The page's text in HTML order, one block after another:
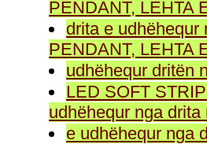
PENDANT, LEHTA
drita e udhëhequr
PENDANT, LEHTA
udhëhequr dritën
LED SOFT
udhëhequr nga
e udhëhequr nga